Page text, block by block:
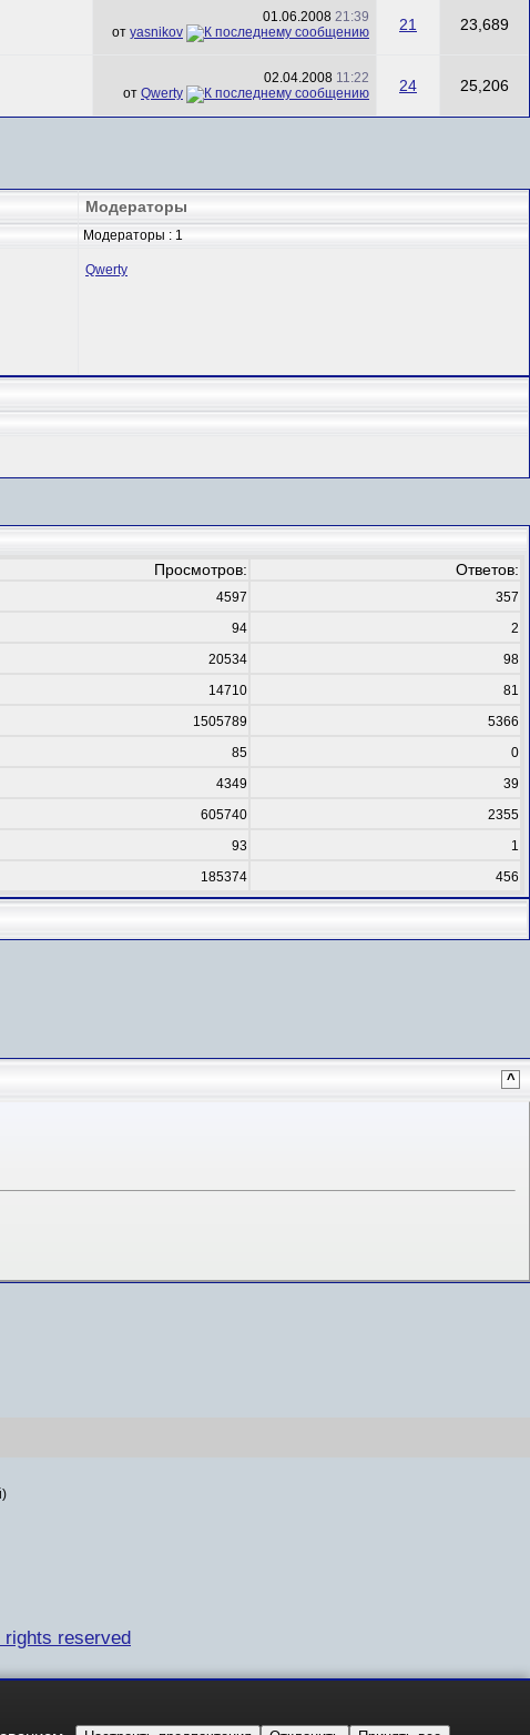
01.06.2008 21:39
от yasnikov 21 23,689
02.04.2008 11:22
от Qwerty 24 25,206
Модераторы
Модераторы : 1
Qwerty
Просмотров: Ответов:
4597
357
94
2
20534
98
14710
81
1505789
5366
85
0
4349
39
605740
2355
93
1
185374 456
^
rights reserved